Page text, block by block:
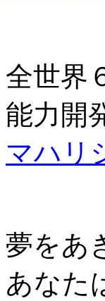
全世界
能力開
マハリ
夢をあ
あなた